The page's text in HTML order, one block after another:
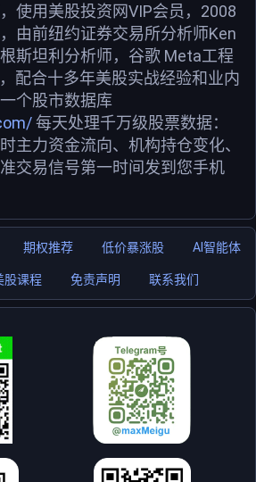
使用美股投资网VIP会员，2008
由前纽约证券交易所分析师Ken
斯坦利分析师，谷歌 Meta工程
配合十多年美股实战经验和业内
个股市数据库
每天处理千万级股票数据：
主力资金流向、机构持仓变化、
交易信号第一时间发到您手机
期权推荐 低价暴涨股 AI智能体
股课程 免责声明 联系我们